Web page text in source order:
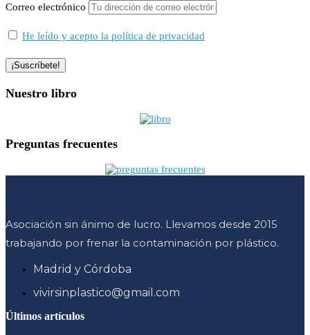
Correo electrónico
He leído y acepto la política de privacidad
Nuestro libro
Preguntas frecuentes
Asociación sin ánimo de lucro. Llevamos desde 2015
trabajando por frenar la contaminación por plástico.
Madrid y Córdoba
vivirsinplastico@gmail.com
Últimos artículos